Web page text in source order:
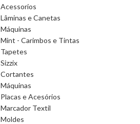
Acessorios
Lâminas e Canetas
Máquinas
Mint - Carimbos e Tintas
Tapetes
Sizzix
Cortantes
Máquinas
Placas e Acesórios
Marcador Textil
Moldes